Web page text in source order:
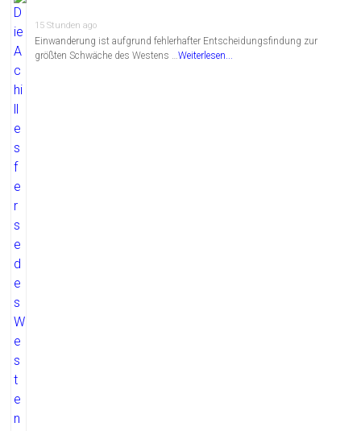
15 Stunden ago
Einwanderung ist aufgrund fehlerhafter Entscheidungsfindung zur
größten Schwäche des Westens …Weiterlesen...